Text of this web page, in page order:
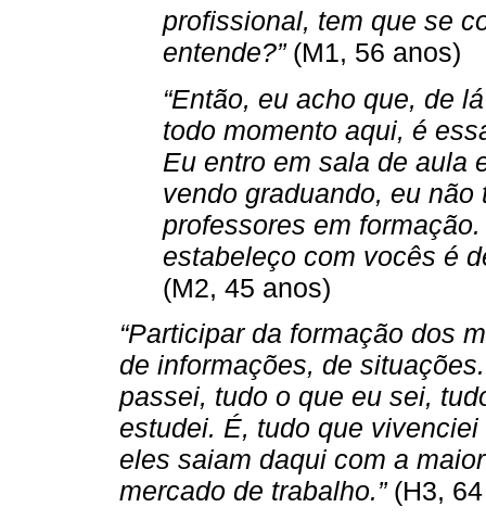
profissional, tem que se
entende?”(M1, 56 anos)
“Então, eu acho que, de
todo momento aqui, é
Eu entro em sala de aula
vendo graduando, eu
professores em
estabeleço com vocês é
(M2, 45 anos)
“Participar da formação dos
de informações, de
passei, tudo o que eu sei,
estudei. É, tudo que
eles saiam daqui com a
mercado de trabalho.”(H3,